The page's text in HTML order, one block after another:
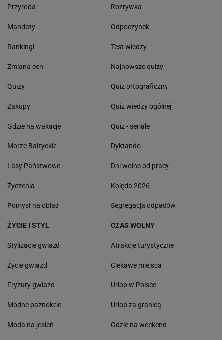
Przyroda
Mandaty
Rankingi
Zmiana cen
Quizy
Zakupy
Gdzie na wakacje
Morze Bałtyckie
Lasy Państwowe
Życzenia
Pomysł na obiad
Rozrywka
Odpoczynek
Test wiedzy
Najnowsze quizy
Quiz ortograficzny
Quiz wiedzy ogólnej
Quiz - seriale
Dyktando
Dni wolne od pracy
Kolęda 2026
Segregacja odpadów
ŻYCIE I STYL
Stylizacje gwiazd
Życie gwiazd
Fryzury gwiazd
Modne paznokcie
Moda na jesień
CZAS WOLNY
Atrakcje turystyczne
Ciekawe miejsca
Urlop w Polsce
Urlop za granicą
Gdzie na weekend